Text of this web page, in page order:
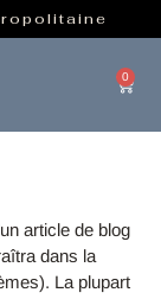
0
article de blog
dans la
La plupart